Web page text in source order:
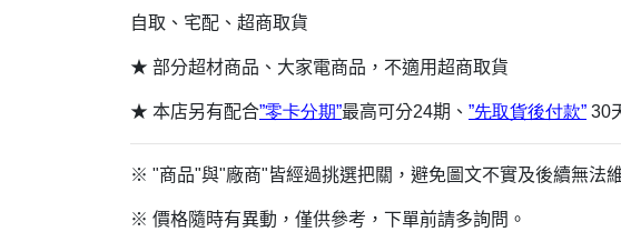
自取、宅配、超商取貨
★ 部分超材商品、大家電商品，不適用超商取貨
★ 本店另有配合”零卡分期”最高可分24期、 ”先取貨後付款” 30
※ "商品"與"廠商"皆經過挑選把關，避免圖文不實及後續無法
※ 價格隨時有異動，僅供參考，下單前請多詢問。